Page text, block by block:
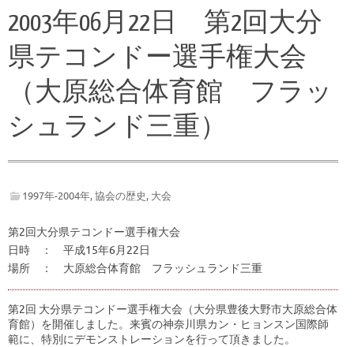
2003年06月22日 第2回大分
県テコンドー選手権大会
（大原総合体育館 フラッ
シュランド三重）
1997年-2004年,協会の歴史, 大会
第2回大分県テコンドー選手権大会
日時 ： 平成15年6月22日
場所 ： 大原総合体育館 フラッシュランド三重
第2回 大分県テコンドー選手権大会（大分県豊後大野市大原総合体
育館）を開催しました。来賓の神奈川県カン・ヒョンスン国際師
範に、特別にデモンストレーションを行って頂きました。